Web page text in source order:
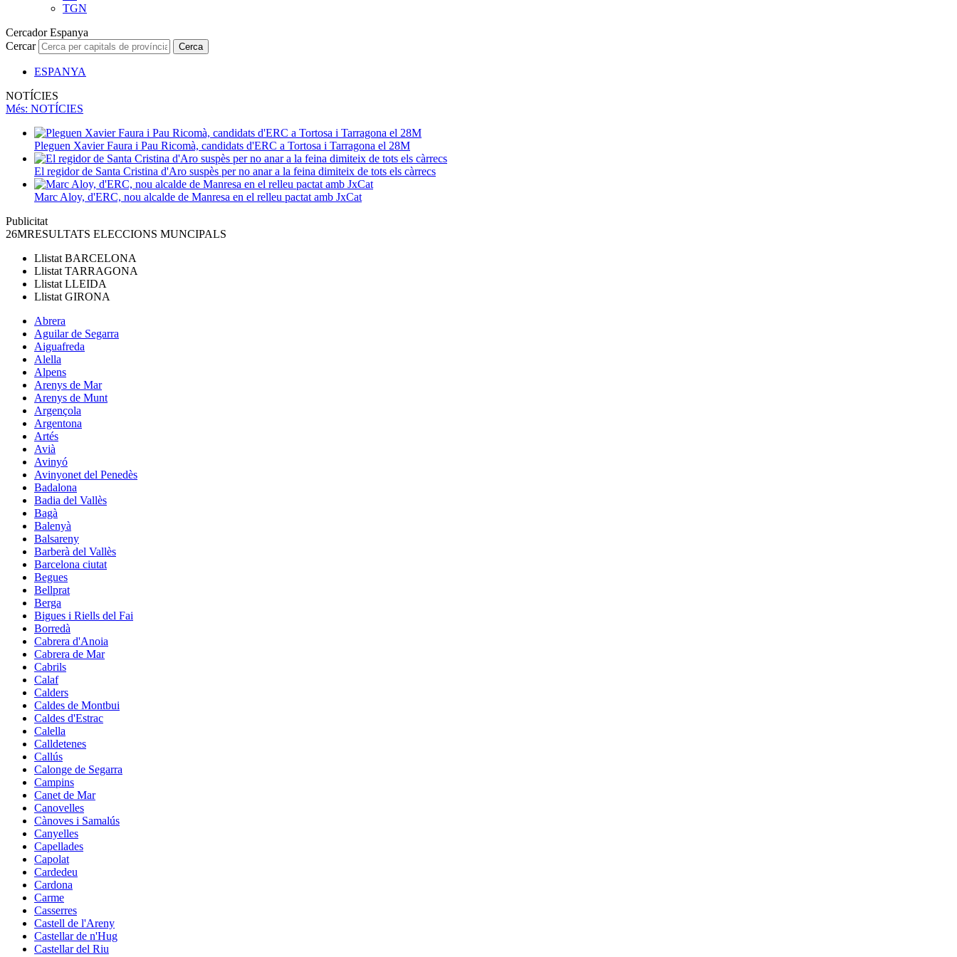
TGN
Cercador Espanya
Cercar
Cerca
ESPANYA
NOTÍCIES
Més: NOTÍCIES
Pleguen Xavier Faura i Pau Ricomà, candidats d'ERC a Tortosa i Tarragona el 28M
El regidor de Santa Cristina d'Aro suspès per no anar a la feina dimiteix de tots els càrrecs
Marc Aloy, d'ERC, nou alcalde de Manresa en el relleu pactat amb JxCat
Publicitat
26MRESULTATS ELECCIONS MUNCIPALS
Llistat BARCELONA
Llistat TARRAGONA
Llistat LLEIDA
Llistat GIRONA
Abrera
Aguilar de Segarra
Aiguafreda
Alella
Alpens
Arenys de Mar
Arenys de Munt
Argençola
Argentona
Artés
Avià
Avinyó
Avinyonet del Penedès
Badalona
Badia del Vallès
Bagà
Balenyà
Balsareny
Barberà del Vallès
Barcelona ciutat
Begues
Bellprat
Berga
Bigues i Riells del Fai
Borredà
Cabrera d'Anoia
Cabrera de Mar
Cabrils
Calaf
Calders
Caldes de Montbui
Caldes d'Estrac
Calella
Calldetenes
Callús
Calonge de Segarra
Campins
Canet de Mar
Canovelles
Cànoves i Samalús
Canyelles
Capellades
Capolat
Cardedeu
Cardona
Carme
Casserres
Castell de l'Areny
Castellar de n'Hug
Castellar del Riu